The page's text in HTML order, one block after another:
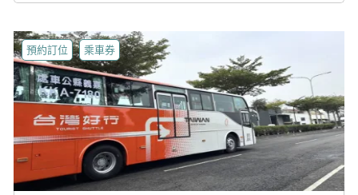
預約訂位 乘車券